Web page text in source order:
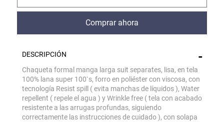
comprar
DESCRIPCIÓN
Chaqueta formal manga larga suit separates, lisa, en tela
100% lana super 100`s, forro en poliéster con viscosa, con
tecnología Resist spill ( evita manchas de líquidos ), Water
repellent ( repele el agua ) y Wrinkle free ( tela con acabado
resistente a las arrugas profundas, siguiendo
correctamente las instrucciones de cuidado ), con solapa